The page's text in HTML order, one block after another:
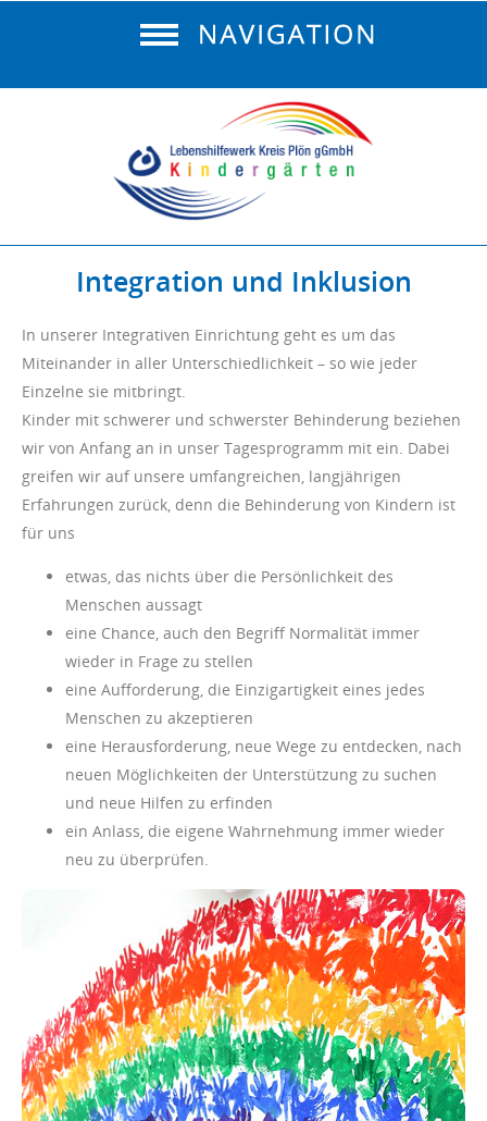
Integration und Inklusion
In unserer Integrativen Einrichtung geht es um das
Miteinander in aller Unterschiedlichkeit – so wie jeder
Einzelne sie mitbringt.
Kinder mit schwerer und schwerster Behinderung beziehen
wir von Anfang an in unser Tagesprogramm mit ein. Dabei
greifen wir auf unsere umfangreichen, langjährigen
Erfahrungen zurück, denn die Behinderung von Kindern ist
für uns
etwas, das nichts über die Persönlichkeit des
Menschen aussagt
eine Chance, auch den Begriff Normalität immer
wieder in Frage zu stellen
eine Aufforderung, die Einzigartigkeit eines jedes
Menschen zu akzeptieren
eine Herausforderung, neue Wege zu entdecken, nach
neuen Möglichkeiten der Unterstützung zu suchen
und neue Hilfen zu erfinden
ein Anlass, die eigene Wahrnehmung immer wieder
neu zu überprüfen.